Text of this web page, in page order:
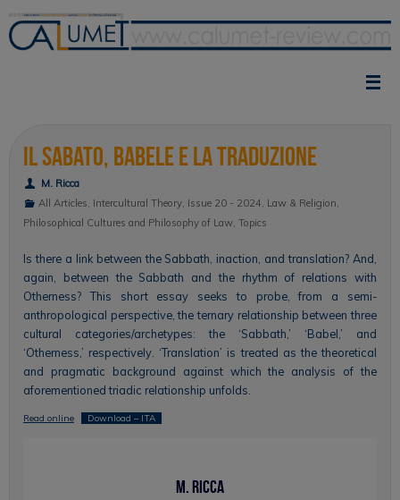
content
Il Sabato, Babele e la traduzione
M. Ricca
All Articles Intercultural Theory, Issue 20 - 2024 Law & Religion
Philosophical Cultures and Philosophy of Law Topics
Is there a link between the Sabbath, inaction, and translation? And,
again, between the Sabbath and the rhythm of relations with
Otherness? This short essay seeks to probe, from a semi-
anthropological perspective, the ternary relationship between three
cultural categories/archetypes: the ‘Sabbath,’ ‘Babel,’ and
‘Otherness,’ respectively. ‘Translation’ is treated as the theoretical
and pragmatic background against which the analysis of the
aforementioned triadic relationship unfolds.
Read online Download – ITA
M. Ricca